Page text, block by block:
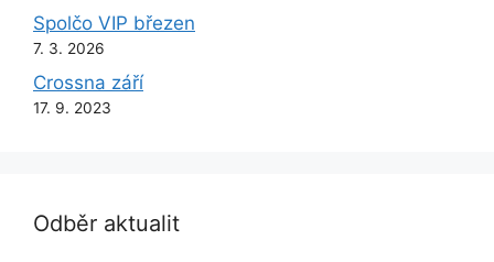
Spolčo VIP březen
7. 3. 2026
Crossna září
17. 9. 2023
Odběr aktualit